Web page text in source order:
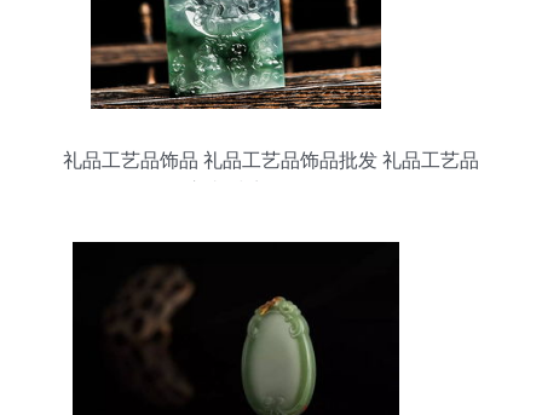
礼品工艺品饰品 礼品工艺品饰品批发 礼品工艺品